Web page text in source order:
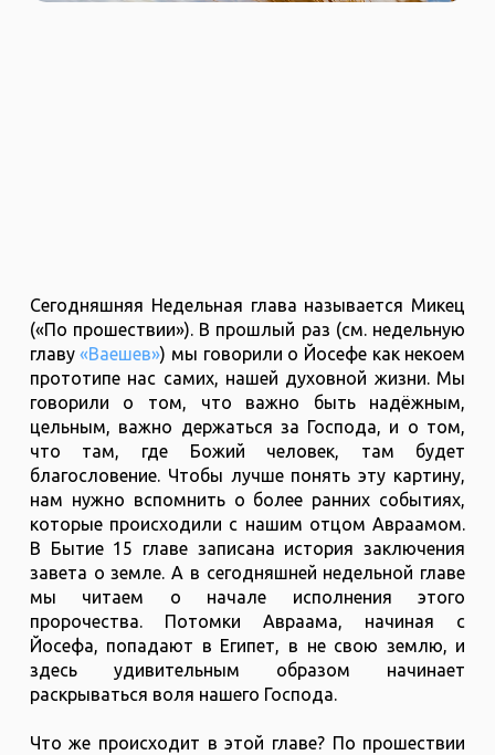
Сегодняшняя Недельная глава называется Микец
(«По прошествии»). В прошлый раз (см. недельную
главу«Ваешев») мы говорили о Йосефе как некоем
прототипе нас самих, нашей духовной жизни. Мы
говорили о том, что важно быть надёжным,
цельным, важно держаться за Господа, и о том,
что там, где Божий человек, там будет
благословение. Чтобы лучше понять эту картину,
нам нужно вспомнить о более ранних событиях,
которые происходили с нашим отцом Авраамом.
В Бытие 15 главе записана история заключения
завета о земле. А в сегодняшней недельной главе
мы читаем о начале исполнения этого
пророчества. Потомки Авраама, начиная с
Йосефа, попадают в Египет, в не свою землю, и
здесь удивительным образом начинает
раскрываться воля нашего Господа.
Что же происходит в этой главе? По прошествии